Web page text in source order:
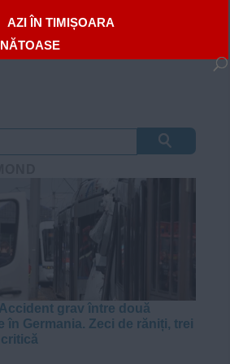
AZI ÎN TIMIȘOARA
grav între două
în Germania. Zeci de răniți, trei